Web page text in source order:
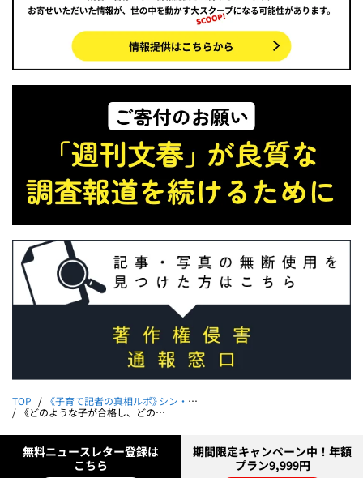
TOP 《子育て記者の真相ルポ》シン・お受験戦争
《どのような子が合格し、どのような子が不合格になるのか》お受験経験者が口を揃える「目がキラキラした子が受かる」の謎に迫る
無料ニュースレター登録は
こちら
期間限定キャンペーン中！年額
プラン9,999円